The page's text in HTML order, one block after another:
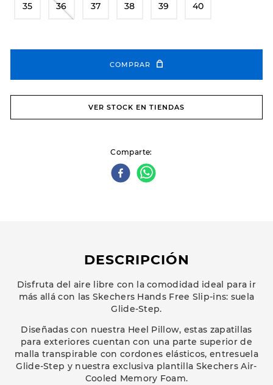
35 36 37 38 39 40
COMPRAR
VER STOCK EN TIENDAS
Comparte
DESCRIPCIÓN
Disfruta del aire libre con la comodidad ideal para ir
más allá con las Skechers Hands Free Slip-ins: suela
Glide-Step.
Diseñadas con nuestra Heel Pillow, estas zapatillas
para exteriores cuentan con una parte superior de
malla transpirable con cordones elásticos, entresuela
Glide-Step y nuestra exclusiva plantilla Skechers Air-
Cooled Memory Foam.